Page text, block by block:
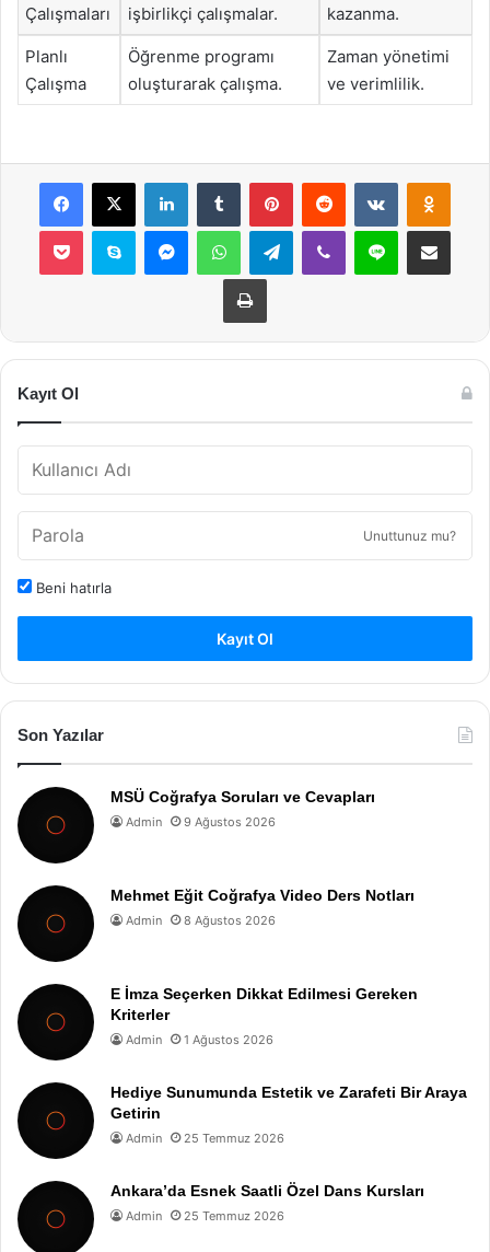
Çalışmaları
işbirlikçi çalışmalar.
kazanma.
Planlı
Çalışma
Öğrenme programı
oluşturarak çalışma.
Zaman yönetimi
ve verimlilik.
Facebook
X LinkedInTumblr PinterestReddit VKontakte
Pocket Skype MessengerWhatsAppTelegramViber Line E-Posta ile
Yazdır
Kayıt Ol
Unuttunuz mu?
Beni hatırla
Kayıt Ol
Son Yazılar
MSÜ Coğrafya Soruları ve Cevapları
Admin 9 Ağustos 2026
Mehmet Eğit Coğrafya Video Ders Notları
Admin 8 Ağustos 2026
E İmza Seçerken Dikkat Edilmesi Gereken
Kriterler
Admin 1 Ağustos 2026
Hediye Sunumunda Estetik ve Zarafeti Bir Araya
Getirin
Admin 25 Temmuz 2026
Ankara’da Esnek Saatli Özel Dans Kursları
Admin 25 Temmuz 2026